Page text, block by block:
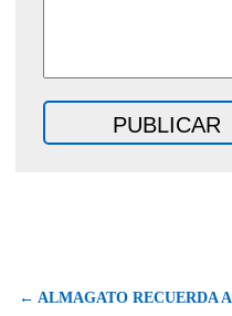
← ALMAGATO RECUERDA A